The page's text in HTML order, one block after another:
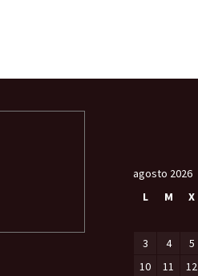
agosto 2026
L
M X
3
4 5
10
11 12